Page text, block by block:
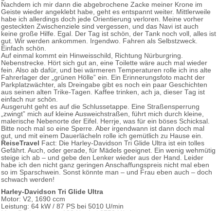
Nachdem ich mir dann die abgebrochene Zacke meiner Krone im
Geiste wieder angeklebt habe, geht es entspannt weiter. Mittlerweile
habe ich allerdings doch jede Orientierung verloren. Meine vorher
gesteckten Zwischenziele sind vergessen, und das Navi ist auch
keine große Hilfe. Egal. Der Tag ist schön, der Tank noch voll, alles ist
gut. Wir werden ankommen. Irgendwo. Fahren als Selbstzweck.
Einfach schön.
Auf einmal kommt ein Hinweisschild, Richtung Nürburgring.
Nebenstrecke. Hört sich gut an, eine Toilette wäre auch mal wieder
fein. Also ab dafür, und bei wärmeren Temperaturen rolle ich ins alte
Fahrerlager der „grünen Hölle” ein. Ein Erinnerungsfoto macht der
Parkplatzwächter, als Dreingabe gibt es noch ein paar Geschichten
aus seinen alten Trike-Tagen. Kaffee trinken, ach ja, dieser Tag ist
einfach nur schön.
Ausgeruht geht es auf die Schlussetappe. Eine Straßensperrung
„zwingt” mich auf kleine Ausweichstraßen, führt mich durch kleine,
malerische Nebenorte der Eifel. Herrje, was für ein böses Schicksal.
Bitte noch mal so eine Sperre. Aber irgendwann ist dann doch mal
gut, und mit einem Dauerlächeln rolle ich gemütlich zu Hause ein.
ReiseTravel Fact: Die Harley-Davidson Tri Glide Ultra ist ein tolles
Gefährt. Auch, oder gerade, für Mädels geeignet. Ein wenig wehmütig
steige ich ab – und gebe den Lenker wieder aus der Hand. Leider
habe ich den nicht ganz geringen Anschaffungspreis nicht mal eben
so im Sparschwein. Sonst könnte man – und Frau eben auch – doch
schwach werden!
Harley-Davidson Tri Glide Ultra
Motor: V2, 1690 ccm
Leistung: 64 kW / 87 PS bei 5010 U/min